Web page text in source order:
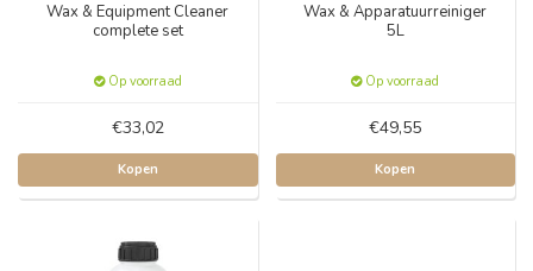
Wax & Equipment Cleaner
complete set
Op voorraad
€33,02
Kopen
Wax & Apparatuurreiniger
5L
Op voorraad
€49,55
Kopen